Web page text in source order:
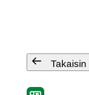
Takaisin